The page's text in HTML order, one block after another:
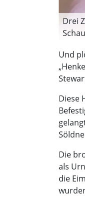
Drei
Und
Diese
Die
als
die